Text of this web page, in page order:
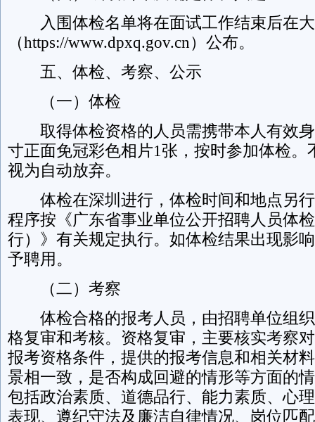
入围体检名单将在面试工作结束后在大
（https://www.dpxq.gov.cn）公布。
五、体检、考察、公示
（一）体检
取得体检资格的人员需携带本人有效身
寸正面免冠彩色相片1张，按时参加体检。
视为自动放弃。
体检在深圳进行，体检时间和地点另行
程序按《广东省事业单位公开招聘人员体
行）》有关规定执行。如体检结果出现影
予聘用。
（二）考察
体检合格的报考人员，由招聘单位组织
格复审和考核。资格复审，主要核实考察
报考资格条件，提供的报考信息和相关材
景相一致，是否构成回避的情形等方面的
包括政治素质、道德品行、能力素质、心
表现、遵纪守法及廉洁自律情况、岗位匹